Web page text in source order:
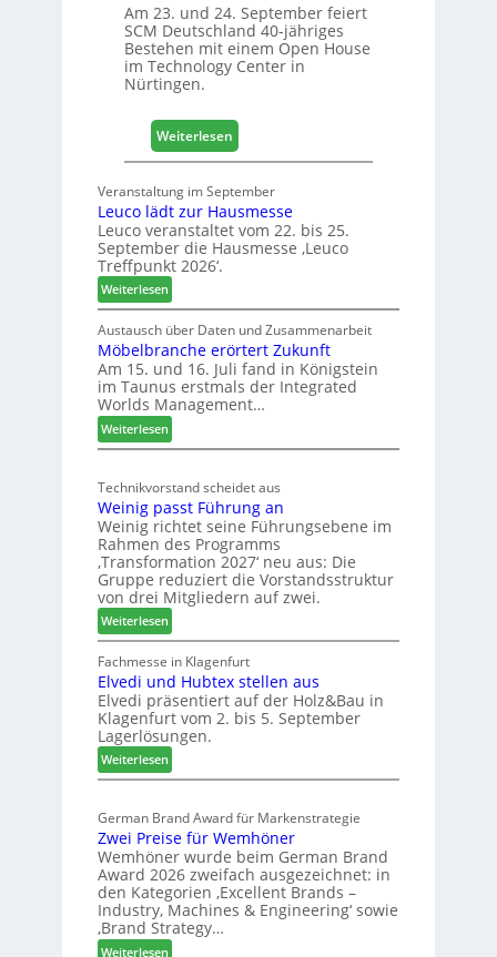
+
H
o
2
0
8
Am 23. und 24. September feiert
SCM Deutschland 40-jähriges
Bestehen mit einem Open House
im Technology Center in
Nürtingen.
Weiterlesen:
4
J
a
h
C
M
D
e
u
s
h
l
a
n
d
Veranstaltung im September
Leuco lädt zur Hausmesse
Leuco veranstaltet vom 22. bis 25.
September die Hausmesse ‚Leuco
Treffpunkt 2026‘.
Weiterlesen:
L
e
u
c
o
l
ä
d
z
u
r
H
a
u
s
m
e
s
s
e
Austausch über Daten und Zusammenarbeit
Möbelbranche erörtert Zukunft
Am 15. und 16. Juli fand in Königstein
im Taunus erstmals der Integrated
Worlds Management…
Weiterlesen:
M
b
e
l
b
r
a
n
c
h
e
e
r
ö
r
t
e
t
Z
u
k
u
n
f
Technikvorstand scheidet aus
Weinig passt Führung an
Weinig richtet seine Führungsebene im
Rahmen des Programms
‚Transformation 2027‘ neu aus: Die
Gruppe reduziert die Vorstandsstruktur
von drei Mitgliedern auf zwei.
Weiterlesen:
W
e
i
n
i
g
p
a
s
t
F
ü
h
r
u
Fachmesse in Klagenfurt
Elvedi und Hubtex stellen aus
Elvedi präsentiert auf der Holz&Bau in
Klagenfurt vom 2. bis 5. September
Lagerlösungen.
Weiterlesen:
E
v
e
d
i
u
n
d
German Brand Award für Markenstrategie
Zwei Preise für Wemhöner
Wemhöner wurde beim German Brand
Award 2026 zweifach ausgezeichnet: in
den Kategorien ‚Excellent Brands –
Industry, Machines & Engineering‘ sowie
‚Brand Strategy…
Weiterlesen: